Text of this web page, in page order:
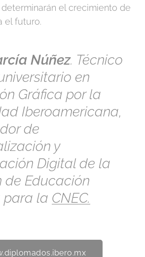
el crecimiento de
el futuro.
Núñez. Técnico
en
Gráfica por la
Iberoamericana,
de
y
Digital de la
de Educación
para la CNEC.